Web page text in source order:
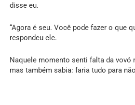
disse eu.
“Agora é seu. Você pode fazer o que
respondeu ele.
Naquele momento senti falta da vovó
mas também sabia: faria tudo para